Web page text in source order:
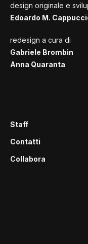
design originale e
Edoardo M.
redesign a cura di
Gabriele Brombin
Anna Quaranta
Staff
Contatti
Collabora